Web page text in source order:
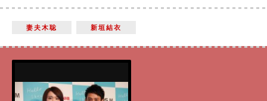
妻夫木聡 新垣結衣